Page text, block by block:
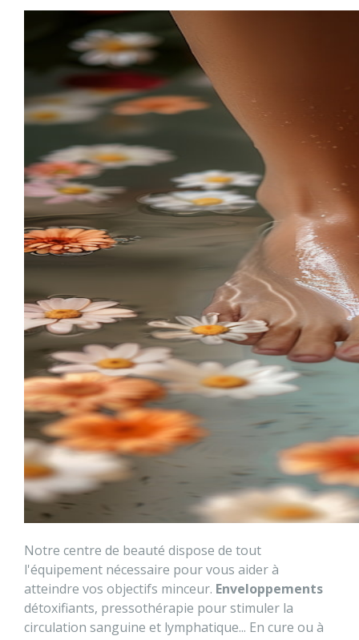
Notre centre de beauté dispose de tout
l'équipement nécessaire pour vous aider à
atteindre vos objectifs minceur. Enveloppements
détoxifiants, pressothérapie pour stimuler la
circulation sanguine et lymphatique... En cure ou à